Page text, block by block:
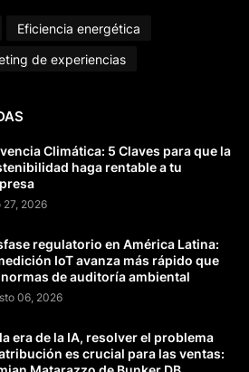
Eficiencia energética
de experiencias
Climática: 5 Claves para que la
haga rentable a tu
27, 2026
regulatorio en América Latina:
IoT avanza más rápido que
de auditoría ambiental
06, 2026
era de la IA, resolver el problema
es crucial para las ventas: